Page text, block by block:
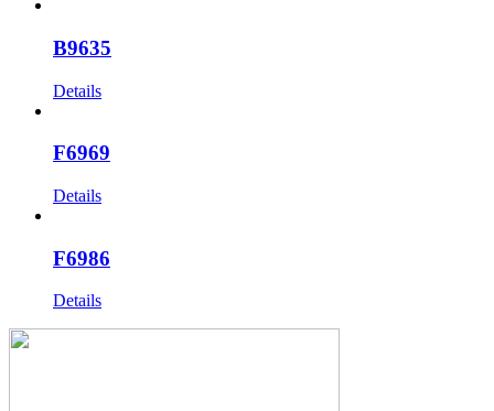
B9635
Details
F6969
Details
F6986
Details